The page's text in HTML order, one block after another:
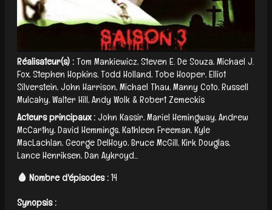
Réalisateur(s) :Tom Mankiewicz, Steven E. De Souza, Michael J.
Fox, Stephen Hopkins, Todd Holland, Tobe Hooper, Elliot
Silverstein, John Harrison, Michael Thau, Manny Coto, Russell
Mulcahy, Walter Hill, Andy Wolk & Robert Zemeckis
Acteurs principaux :John Kassir, Mariel Hemingway, Andrew
McCarthy, David Hemmings, Kathleen Freeman, Kyle
MacLachlan, George DelHoyo, Bruce McGill, Kirk Douglas,
Lance Henriksen, Dan Aykroyd...
🩸 Nombre d'épisodes :14
Synopsis :